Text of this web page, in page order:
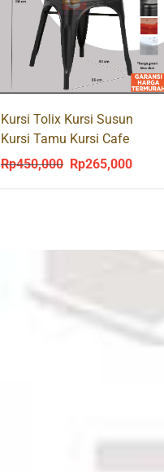
Kursi Tolix Kursi Susun
Kursi Tamu Kursi Cafe
Kursi Makan KONAN CK-
Rp450,000
Original
Rp265,000Current